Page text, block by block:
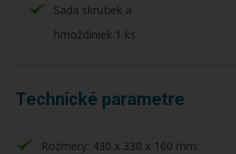
Sada skrutiek a
hmoždiniek 1 ks
Technické parametre
Rozmery: 430 x 330 x 160 mm